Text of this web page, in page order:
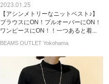
2023.01.25
【アシンメトリーなニットベスト♪】
ブラウスにON！プルオーバーにON！
ワンピースにON！！一つあると着...
BEAMS OUTLET Yokohama